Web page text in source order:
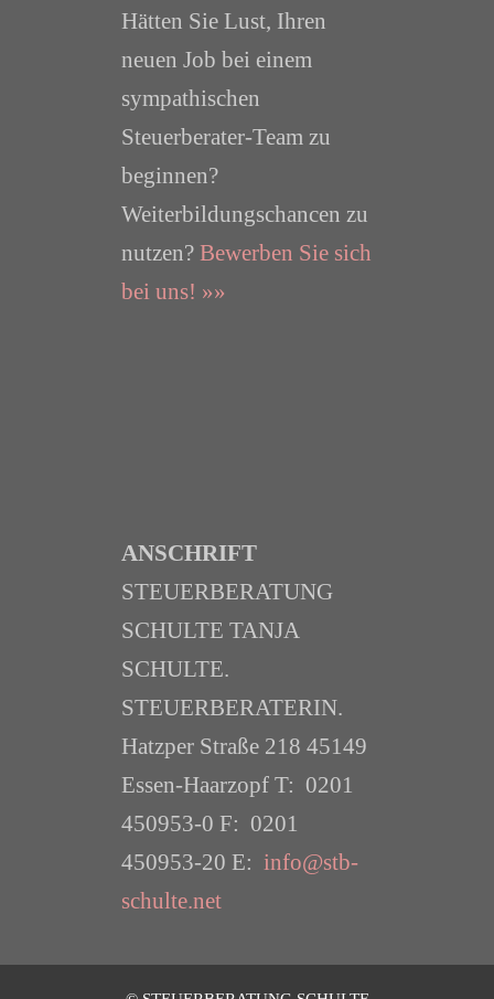
Hätten Sie Lust, Ihren
neuen Job bei einem
sympathischen
Steuerberater-Team zu
beginnen?
Weiterbildungschancen zu
nutzen? Bewerben Sie sich
bei uns! »»
ANSCHRIFT
STEUERBERATUNG
SCHULTE TANJA
SCHULTE.
STEUERBERATERIN.
Hatzper Straße 218 45149
Essen-Haarzopf T: 0201
450953-0 F: 0201
450953-20 E: info@stb-
schulte.net